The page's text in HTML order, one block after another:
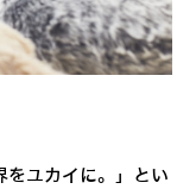
をユカイに。」とい